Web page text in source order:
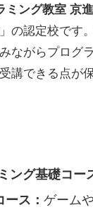
ミング教室 京
の認定校です
ながらプログ
講できる点が
ング基礎コー
ス： ゲーム